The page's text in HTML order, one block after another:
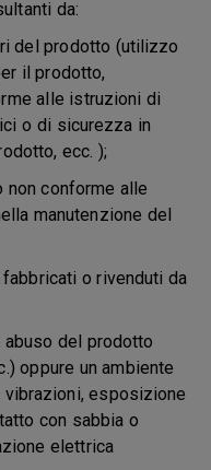
da:
del prodotto (utilizzo
il prodotto,
alle istruzioni di
o di sicurezza in
ecc. );
conforme alle
manutenzione del
o rivenduti da
del prodotto
oppure un ambiente
esposizione
con sabbia o
elettrica